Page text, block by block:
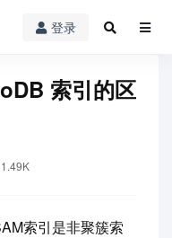
登录
索引的区别?
索引的区
1.49K
索引是非聚簇索